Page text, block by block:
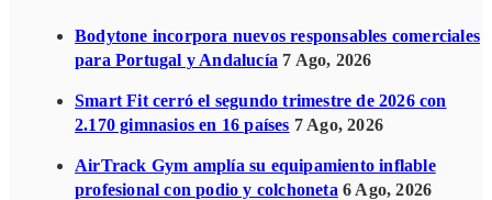
Bodytone incorpora nuevos responsables comerciales
para Portugal y Andalucía 7 Ago, 2026
Smart Fit cerró el segundo trimestre de 2026 con
2.170 gimnasios en 16 países 7 Ago, 2026
AirTrack Gym amplía su equipamiento inflable
profesional con podio y colchoneta 6 Ago, 2026